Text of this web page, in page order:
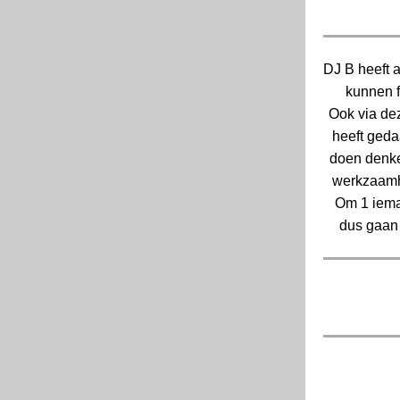
DJ B heeft
kunnen
Ook via
heeft
doen
Om 1
dus